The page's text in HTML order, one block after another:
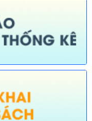
thủ tục hành chính
phạm vi chức năng
hành chính nội bộ
thủy nội địa thuộc